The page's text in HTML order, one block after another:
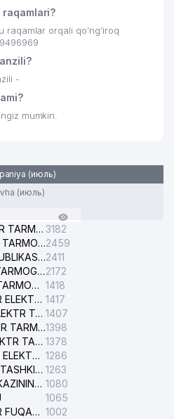
raqamlar orqali qo’ng’iroq
-
mumkin.
(июль)
(июль)
YASHNOBOD ELEKTR TARMOG'I NOSOZLIKLARI XIZMATI 3182
CHILONZOR ELEKTR TARMOG'I NOSOZLIK XIZMATI2459
O'ZBEKISTON RESPUBLIKASI BOSH PROKURATURASI ISHONCH TELEFONI2411
OLMAZOR ELEKTR TARMOG'I NOSOZLIKLARI XIZMATI2172
UCH-TEPA ELEKTR TARMOG'I NOSOZLIKLARI XIZMATI 1418
TOSHKENT SHAHAR ELEKTR TARMOQLARI KORXONASI AJ 1417
SHAYXONTOHUR ELEKTR TARMOG'I NOSOZLIKLARINI TUZATISH XIZMATI 1407
SAMARQAND ELEKTR TARMOQLARI AJ1398
SURXONDARYO ELEKTR TARMOQLARI AJ 1378
TOSHKENT TUMANI ELEKTR TARMOG'I AVARIYA XIZMATI 1286
TOSHKENT SHAHRI TASHKILOT TELEFONLARI HAQIDA MA'LUMOT BYUROSI 1263
DAVLAT TEST MARKAZINING ISHONCH TELEFONLARI 1080
1065
TOSHKENT SHAHAR FUQAROLIK ISHLARI BO'YICHA SUDI 1002